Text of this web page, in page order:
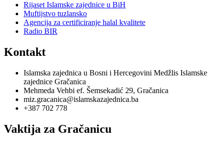
Rijaset Islamske zajednice u BiH
Muftijstvo tuzlansko
Agencija za certificiranje halal kvalitete
Radio BIR
Kontakt
Islamska zajednica u Bosni i Hercegovini Medžlis Islamske
zajednice Gračanica
Mehmeda Vehbi ef. Šemsekadić 29, Gračanica
miz.gracanica@islamskazajednica.ba
+387 702 778
Vaktija za Gračanicu